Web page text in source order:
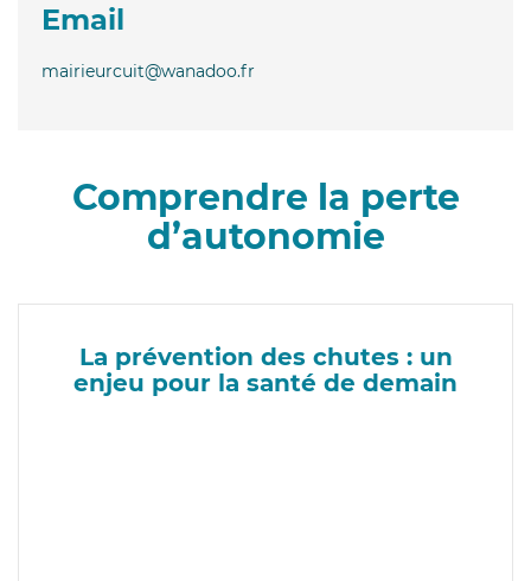
Email
mairieurcuit@wanadoo.fr
Comprendre la perte
d’autonomie
La prévention des chutes : un
enjeu pour la santé de demain